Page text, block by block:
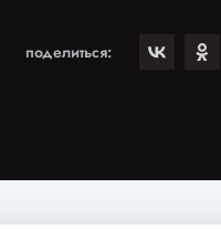
поделиться: